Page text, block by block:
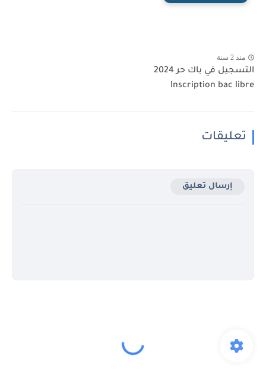
منذ 2 سنة
التسجيل في باك حر 2024
Inscription bac libre
تعليقات
إرسال تعليق